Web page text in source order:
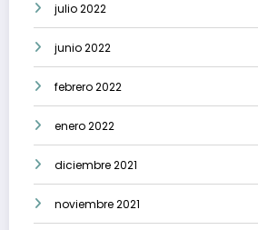
julio 2022
junio 2022
febrero 2022
enero 2022
diciembre 2021
noviembre 2021